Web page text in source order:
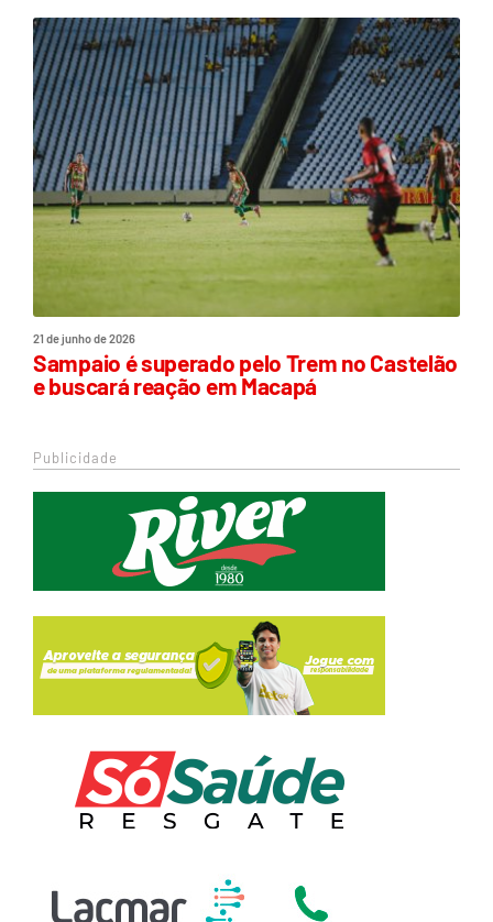
21 de junho de 2026
Sampaio é superado pelo Trem no Castelão
e buscará reação em Macapá
Publicidade